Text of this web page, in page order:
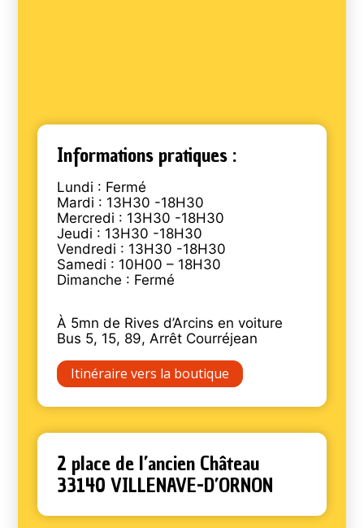
Informations pratiques :
Lundi : Fermé
Mardi : 13H30 -18H30
Mercredi : 13H30 -18H30
Jeudi : 13H30 -18H30
Vendredi : 13H30 -18H30
Samedi : 10H00 – 18H30
Dimanche : Fermé
À 5mn de Rives d’Arcins en voiture
Bus 5, 15, 89, Arrêt Courréjean
Itinéraire vers la boutique
2 place de l’ancien Château
33140 VILLENAVE-D’ORNON